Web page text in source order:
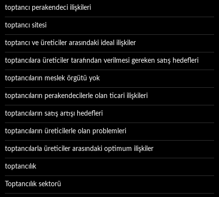
toptancı perakendeci ilişkileri
toptancı sitesi
toptancı ve üreticiler arasındaki ideal ilişkiler
toptancılara üreticiler tarafından verilmesi gereken satış hedefleri
toptancıların meslek örgütü yok
toptancıların perakendecilerle olan ticari ilişkileri
toptancıların satış artışı hedefleri
toptancıların üreticilerle olan problemleri
toptancılarla üreticiler arasındaki optimum ilişkiler
toptancılık
Toptancılık sektorü